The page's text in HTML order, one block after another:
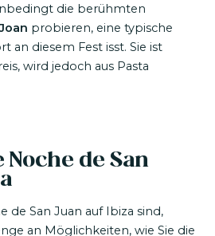
die berühmten
probieren, eine typische
an diesem Fest isst. Sie ist
wird jedoch aus Pasta
de San
de San Juan auf Ibiza sind,
an Möglichkeiten, wie Sie die